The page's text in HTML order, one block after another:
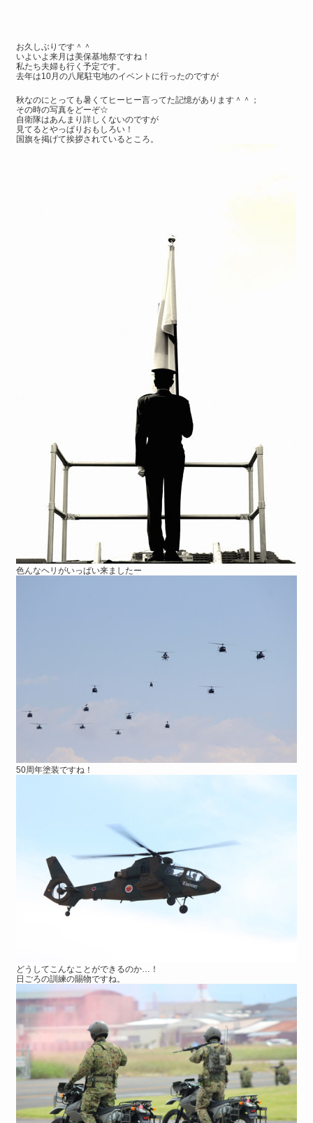
お久しぶりです＾＾
いよいよ来月は美保基地祭ですね！
私たち夫婦も行く予定です。
去年は10月の八尾駐屯地のイベントに行ったのですが
秋なのにとっても暑くてヒーヒー言ってた記憶があります＾＾；
その時の写真をどーぞ☆
自衛隊はあんまり詳しくないのですが
見てるとやっぱりおもしろい！
国旗を掲げて挨拶されているところ。
色んなヘリがいっぱい来ましたー
50周年塗装ですね！
どうしてこんなことができるのか…！
日ごろの訓練の賜物ですね。